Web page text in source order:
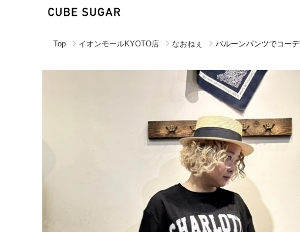
Top イオンモールKYOTO店 なおねぇ バルーンパンツでコーデ